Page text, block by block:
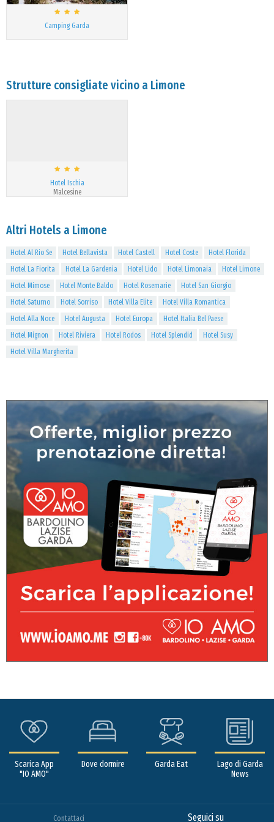
Camping Garda
Strutture consigliate vicino a Limone
Hotel Ischia
Malcesine
Altri Hotels a Limone
Hotel Al Rio Se Hotel Bellavista Hotel Castell Hotel Coste
Hotel Florida
Hotel La Fiorita
Hotel La Gardenia Hotel Lido Hotel Limonaia
Hotel Limone
Hotel Mimose
Hotel Monte Baldo Hotel Rosemarie
Hotel San Giorgio
Hotel Saturno
Hotel Sorriso Hotel Villa Elite
Hotel Villa Romantica
Hotel Alla Noce
Hotel Augusta Hotel Europa
Hotel Italia Bel Paese
Hotel Mignon
Hotel Riviera Hotel Rodos Hotel Splendid
Hotel Susy
Hotel Villa Margherita
Scarica App
"IO AMO"
Dove dormire Garda Eat
Lago di Garda
News
Contattaci Seguici su